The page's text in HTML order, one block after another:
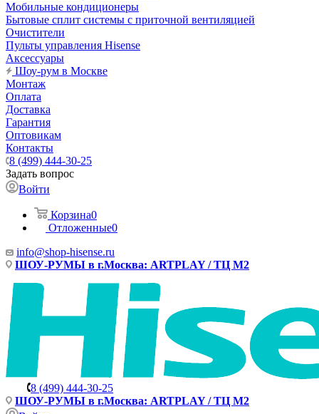
Мобильные кондиционеры
Бытовые сплит системы с приточной вентиляцией
Очистители
Пульты управления Hisense
Аксессуары
Шоу-рум в Москве
Монтаж
Оплата
Доставка
Гарантия
Оптовикам
Контакты
8 (499) 444-30-25
Задать вопрос
Войти
Корзина0
Отложенные0
info@shop-hisense.ru
ШОУ-РУМЫ в г.Москва: ARTPLAY / ТЦ М2
8 (499) 444-30-25
ШОУ-РУМЫ в г.Москва: ARTPLAY / ТЦ М2